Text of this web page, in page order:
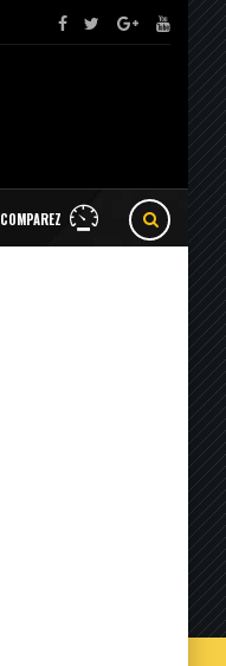
COMPAREZ